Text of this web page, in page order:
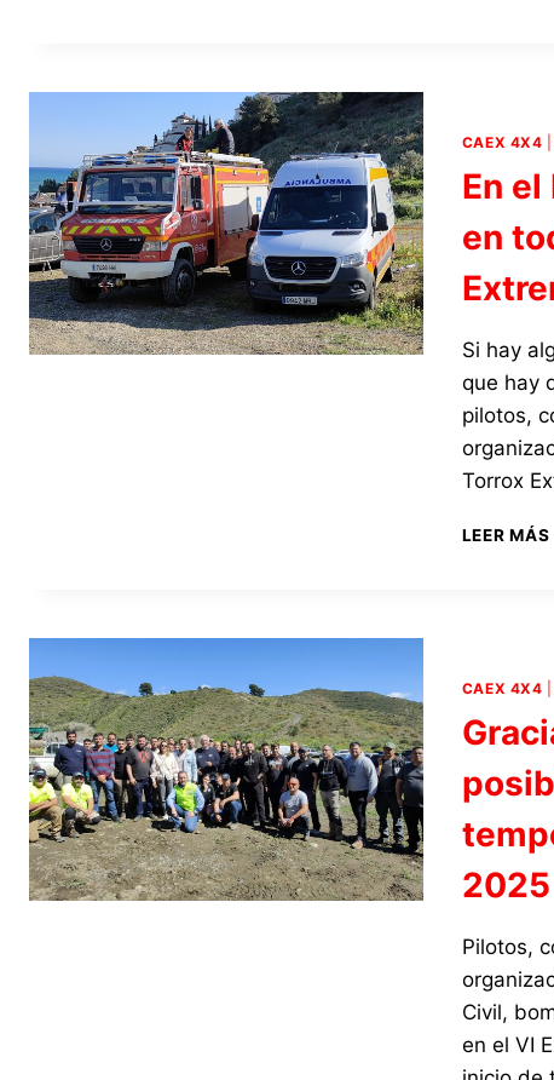
CAEX 4X4
En
en
Si hay
que hay
pilotos,
Torrox
LEER MÁS
CAEX 4X4
2025
Pilotos,
Civil,
en el VI